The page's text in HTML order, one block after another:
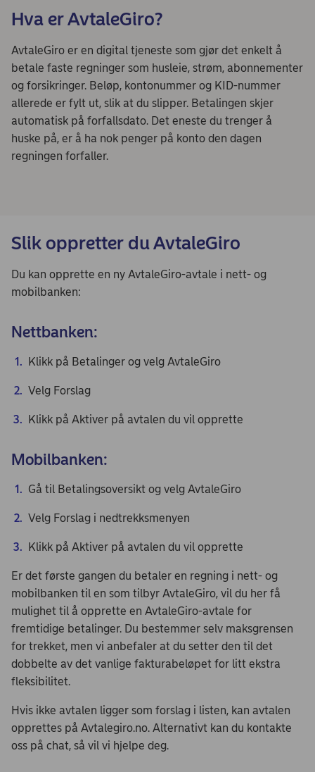
Hva er AvtaleGiro?
AvtaleGiro er en digital tjeneste som gjør det enkelt å
betale faste regninger som husleie, strøm, abonnementer
og forsikringer. Beløp, kontonummer og KID-nummer
allerede er fylt ut, slik at du slipper. Betalingen skjer
automatisk på forfallsdato. Det eneste du trenger å
huske på, er å ha nok penger på konto den dagen
regningen forfaller.
Slik oppretter du AvtaleGiro
Du kan opprette en ny AvtaleGiro-avtale i nett- og
mobilbanken:
Nettbanken:
Klikk på Betalinger og velg AvtaleGiro
Velg Forslag
Klikk på Aktiver på avtalen du vil opprette
Mobilbanken:
Gå til Betalingsoversikt og velg AvtaleGiro
Velg Forslag i nedtrekksmenyen
Klikk på Aktiver på avtalen du vil opprette
Er det første gangen du betaler en regning i nett- og
mobilbanken til en som tilbyr AvtaleGiro, vil du her få
mulighet til å opprette en AvtaleGiro-avtale for
fremtidige betalinger. Du bestemmer selv maksgrensen
for trekket, men vi anbefaler at du setter den til det
dobbelte av det vanlige fakturabeløpet for litt ekstra
fleksibilitet.
Hvis ikke avtalen ligger som forslag i listen, kan avtalen
opprettes på Avtalegiro.no. Alternativt kan du kontakte
oss på chat, så vil vi hjelpe deg.